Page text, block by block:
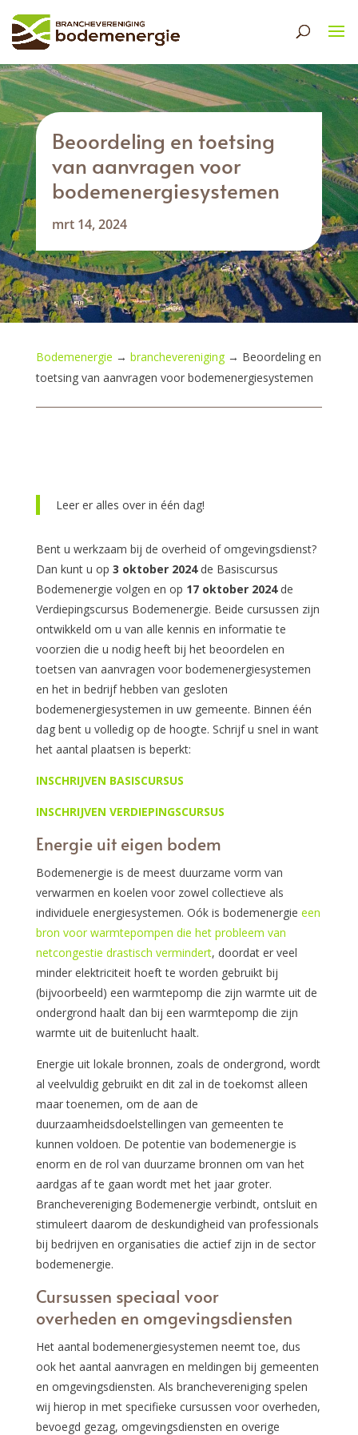
Beoordeling en toetsing
van aanvragen voor
bodemenergiesystemen
mrt 14, 2024
Bodemenergie → branchevereniging→ Beoordeling en
toetsing van aanvragen voor bodemenergiesystemen
Leer er alles over in één dag!
Bent u werkzaam bij de overheid of omgevingsdienst?
Dan kunt u op 3 oktober 2024de Basiscursus
Bodemenergie volgen en op 17 oktober 2024de
Verdiepingscursus Bodemenergie. Beide cursussen zijn
ontwikkeld om u van alle kennis en informatie te
voorzien die u nodig heeft bij het beoordelen en
toetsen van aanvragen voor bodemenergiesystemen
en het in bedrijf hebben van gesloten
bodemenergiesystemen in uw gemeente. Binnen één
dag bent u volledig op de hoogte. Schrijf u snel in want
het aantal plaatsen is beperkt:
INSCHRIJVEN BASISCURSUS
INSCHRIJVEN VERDIEPINGSCURSUS
Energie uit eigen bodem
Bodemenergie is de meest duurzame vorm van
verwarmen en koelen voor zowel collectieve als
individuele energiesystemen. Oók is bodemenergie een
bron voor warmtepompen die het probleem van
netcongestie drastisch vermindert, doordat er veel
minder elektriciteit hoeft te worden gebruikt bij
(bijvoorbeeld) een warmtepomp die zijn warmte uit de
ondergrond haalt dan bij een warmtepomp die zijn
warmte uit de buitenlucht haalt.
Energie uit lokale bronnen, zoals de ondergrond, wordt
al veelvuldig gebruikt en dit zal in de toekomst alleen
maar toenemen, om de aan de
duurzaamheidsdoelstellingen van gemeenten te
kunnen voldoen. De potentie van bodemenergie is
enorm en de rol van duurzame bronnen om van het
aardgas af te gaan wordt met het jaar groter.
Branchevereniging Bodemenergie verbindt, ontsluit en
stimuleert daarom de deskundigheid van professionals
bij bedrijven en organisaties die actief zijn in de sector
bodemenergie.
Cursussen speciaal voor
overheden en omgevingsdiensten
Het aantal bodemenergiesystemen neemt toe, dus
ook het aantal aanvragen en meldingen bij gemeenten
en omgevingsdiensten. Als branchevereniging spelen
wij hierop in met specifieke cursussen voor overheden,
bevoegd gezag, omgevingsdiensten en overige